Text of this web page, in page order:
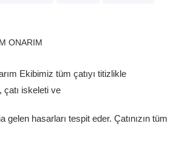
Ekibimiz tüm çatıyı titizlikle
çatı iskeleti ve
gelen hasarları tespit eder. Çatınızın tüm